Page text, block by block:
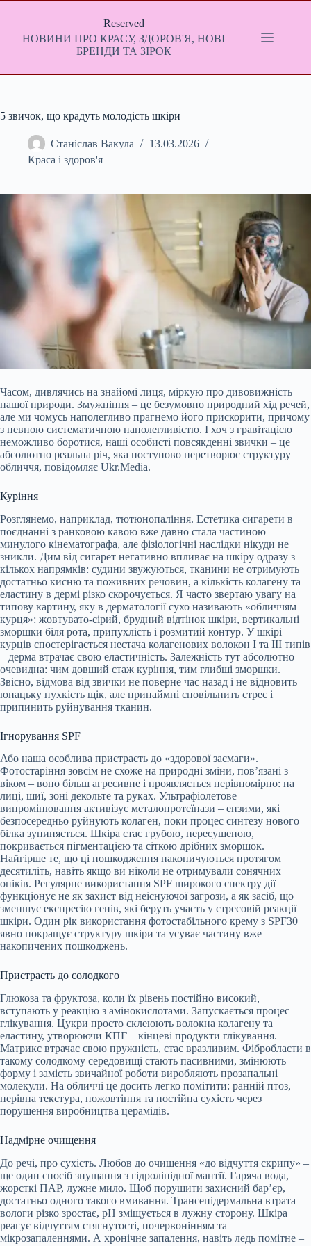
Перейти
Reserved
НОВИНИ ПРО КРАСУ, ЗДОРОВ'Я, НОВІ
БРЕНДИ ТА ЗІРОК
5 звичок, що крадуть молодість шкіри
Станіслав Вакула
13.03.2026
Краса і здоров'я
Часом, дивлячись на знайомі лиця, міркую про дивовижність
нашої природи. Змужніння – це безумовно природний хід речей,
але ми чомусь наполегливо прагнемо його прискорити, причому
з певною систематичною наполегливістю. І хоч з гравітацією
неможливо боротися, наші особисті повсякденні звички – це
абсолютно реальна річ, яка поступово перетворює структуру
обличчя, повідомляє Ukr.Media.
Куріння
Розглянемо, наприклад, тютюнопаління. Естетика сигарети в
поєднанні з ранковою кавою вже давно стала частиною
минулого кінематографа, але фізіологічні наслідки нікуди не
зникли. Дим від сигарет негативно впливає на шкіру одразу з
кількох напрямків: судини звужуються, тканини не отримують
достатньо кисню та поживних речовин, а кількість колагену та
еластину в дермі різко скорочується. Я часто звертаю увагу на
типову картину, яку в дерматології сухо називають «обличчям
курця»: жовтувато-сірий, брудний відтінок шкіри, вертикальні
зморшки біля рота, припухлість і розмитий контур. У шкірі
курців спостерігається нестача колагенових волокон I та III типів
– дерма втрачає свою еластичність. Залежність тут абсолютно
очевидна: чим довший стаж куріння, тим глибші зморшки.
Звісно, відмова від звички не поверне час назад і не відновить
юнацьку пухкість щік, але принаймні сповільнить стрес і
припинить руйнування тканин.
Ігнорування SPF
Або наша особлива пристрасть до «здорової засмаги».
Фотостаріння зовсім не схоже на природні зміни, пов’язані з
віком – воно більш агресивне і проявляється нерівномірно: на
лиці, шиї, зоні декольте та руках. Ультрафіолетове
випромінювання активізує металопротеїнази – ензими, які
безпосередньо руйнують колаген, поки процес синтезу нового
білка зупиняється. Шкіра стає грубою, пересушеною,
покривається пігментацією та сіткою дрібних зморшок.
Найгірше те, що ці пошкодження накопичуються протягом
десятиліть, навіть якщо ви ніколи не отримували сонячних
опіків. Регулярне використання SPF широкого спектру дії
функціонує не як захист від неіснуючої загрози, а як засіб, що
зменшує експресію генів, які беруть участь у стресовій реакції
шкіри. Один рік використання фотостабільного крему з SPF30
явно покращує структуру шкіри та усуває частину вже
накопичених пошкоджень.
Пристрасть до солодкого
Глюкоза та фруктоза, коли їх рівень постійно високий,
вступають у реакцію з амінокислотами. Запускається процес
глікування. Цукри просто склеюють волокна колагену та
еластину, утворюючи КПГ – кінцеві продукти глікування.
Матрикс втрачає свою пружність, стає вразливим. Фібробласти в
такому солодкому середовищі стають пасивними, змінюють
форму і замість звичайної роботи виробляють прозапальні
молекули. На обличчі це досить легко помітити: ранній птоз,
нерівна текстура, пожовтіння та постійна сухість через
порушення виробництва церамідів.
Надмірне очищення
До речі, про сухість. Любов до очищення «до відчуття скрипу» –
ще один спосіб знущання з гідроліпідної мантії. Гаряча вода,
жорсткі ПАР, лужне мило. Щоб порушити захисний бар’єр,
достатньо одного такого вмивання. Трансепідермальна втрата
вологи різко зростає, pH зміщується в лужну сторону. Шкіра
реагує відчуттям стягнутості, почервонінням та
мікрозапаленнями. А хронічне запалення, навіть ледь помітне –